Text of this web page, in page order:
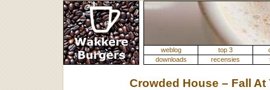
weblog top 3
downloads
recensies
Crowded House – Fall At